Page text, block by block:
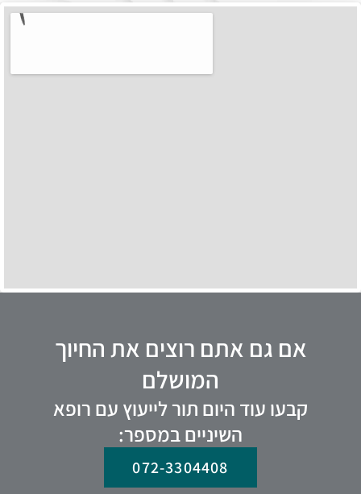
אם גם אתם רוצים את החיוך
המושלם
קבעו עוד היום תור לייעוץ עם רופא
השיניים במספר:
072-3304408